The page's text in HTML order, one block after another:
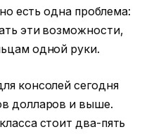
есть одна проблема:
эти возможности,
одной руки.
консолей сегодня
долларов и выше.
стоит два-пять